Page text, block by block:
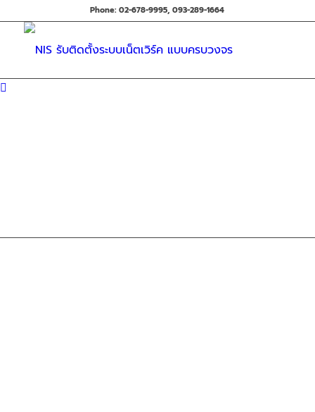
Phone: 02-678-9995, 093-289-1664